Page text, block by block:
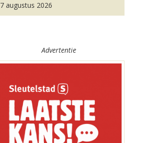
7 augustus 2026
Advertentie